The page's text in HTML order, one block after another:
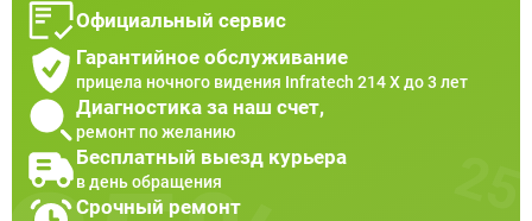
Официальный сервис
Гарантийное обслуживание
прицела ночного видения Infratech 214 Х до 3 лет
Диагностика за наш счет,
ремонт по желанию
Бесплатный выезд курьера
в день обращения
Срочный ремонт